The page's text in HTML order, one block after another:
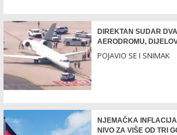
DIREKTAN SUDAR
AERODROMU,
POJAVIO SE I SNIMAK
NJEMAČKA
NIVO ZA VIŠE OD TRI